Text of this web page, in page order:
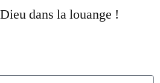
dans la louange !